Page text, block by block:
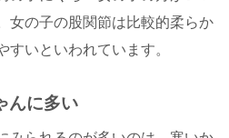
女の子の股関節は比較的柔らか
すいといわれています。
んに多い